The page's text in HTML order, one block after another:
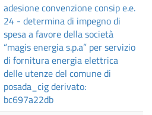
adesione convenzione consip e.e.
24 - determina di impegno di
spesa a favore della società
“magis energia s.p.a” per servizio
di fornitura energia elettrica
delle utenze del comune di
posada_cig derivato:
bc697a22db